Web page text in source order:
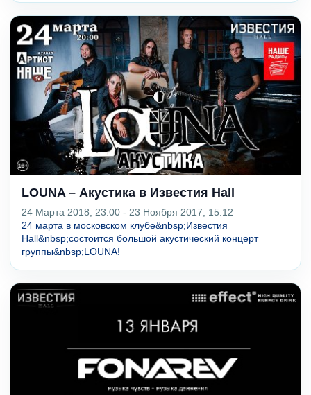
LOUNA – Акустика в Известия Hall
24 Марта 2018, 23:00 - 23 Ноября 2017, 15:12
24 марта в московском клубе&nbsp;Известия
Hall&nbsp;состоится большой акустический концерт
группы&nbsp;LOUNA!